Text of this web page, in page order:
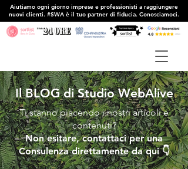
Aiutiamo ogni giorno imprese e professionisti a raggiungere
nuovi clienti. #SWA è il tuo partner di fiducia. Conosciamoci.
Il BLOG di Studio WebAlive
Ti stanno piacendo i nostri articoli e
contenuti?
Non esitare, contattaci per una
Consulenza direttamente da qui 👇